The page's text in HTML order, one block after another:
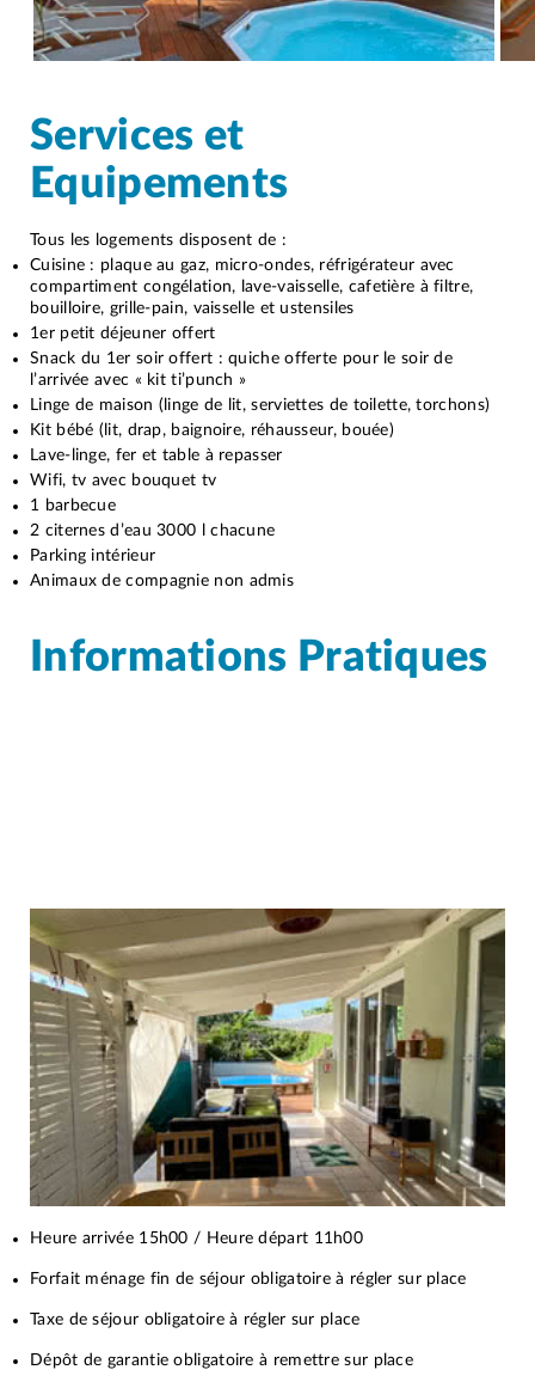
Services et
Equipements
Tous les logements disposent de :
Cuisine : plaque au gaz, micro-ondes, réfrigérateur avec
compartiment congélation, lave-vaisselle, cafetière à filtre,
bouilloire, grille-pain, vaisselle et ustensiles
1er petit déjeuner offert
Snack du 1er soir offert : quiche offerte pour le soir de
l’arrivée avec « kit ti’punch »
Linge de maison (linge de lit, serviettes de toilette, torchons)
Kit bébé (lit, drap, baignoire, réhausseur, bouée)
Lave-linge, fer et table à repasser
Wifi, tv avec bouquet tv
1 barbecue
2 citernes d’eau 3000 l chacune
Parking intérieur
Animaux de compagnie non admis
Informations Pratiques
Heure arrivée 15h00 / Heure départ 11h00
Forfait ménage fin de séjour obligatoire à régler sur place
Taxe de séjour obligatoire à régler sur place
Dépôt de garantie obligatoire à remettre sur place